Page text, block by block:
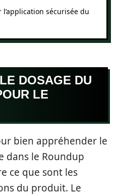
sécurisée du
DOSAGE DU
LE
bien appréhender le
dans le Roundup
ce que sont les
du produit. Le